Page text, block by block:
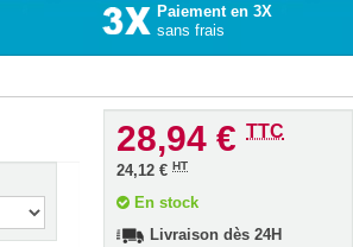
Paiement en 3X
sans frais
28,94 € TTC
24,12 € HT
En stock
Livraison dès 24H